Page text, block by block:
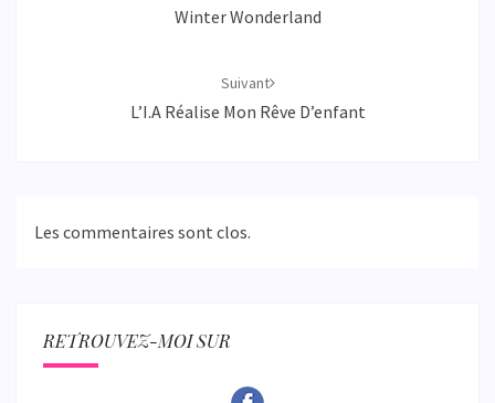
Winter Wonderland
Suivant
L’I.A Réalise Mon Rêve D’enfant
Les commentaires sont clos.
RETROUVEZ-MOI SUR